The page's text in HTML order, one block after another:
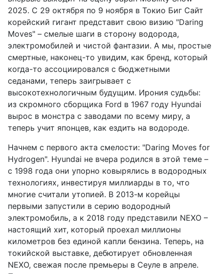
2025. С 29 октября по 9 ноября в Токио Биг Сайт
корейский гигант представит свою визию "Daring
Moves" – смелые шаги в сторону водорода,
электромобилей и чистой фантазии. А мы, простые
смертные, наконец-то увидим, как бренд, который
когда-то ассоциировался с бюджетными
седанами, теперь заигрывает с
высокотехнологичным будущим. Ирония судьбы:
из скромного сборщика Ford в 1967 году Hyundai
вырос в монстра с заводами по всему миру, а
теперь учит японцев, как ездить на водороде.
Начнем с первого акта смелости: "Daring Moves for
Hydrogen". Hyundai не вчера родился в этой теме –
с 1998 года они упорно ковырялись в водородных
технологиях, инвестируя миллиарды в то, что
многие считали утопией. В 2013-м корейцы
первыми запустили в серию водородный
электромобиль, а к 2018 году представили NEXO –
настоящий хит, который проехал миллионы
километров без единой капли бензина. Теперь, на
токийской выставке, дебютирует обновленная
NEXO, свежая после премьеры в Сеуле в апреле.